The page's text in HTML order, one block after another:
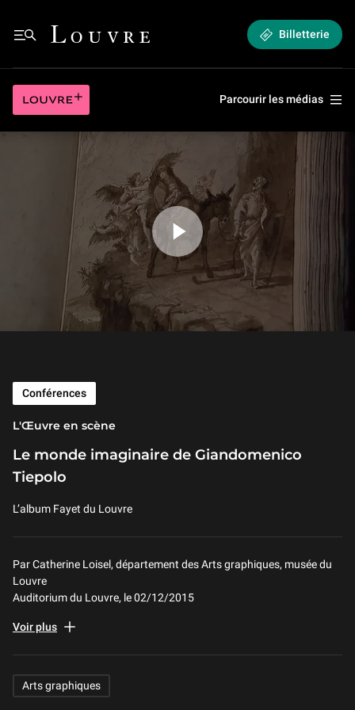
Louvre - Retour à l'accueil
Billetterie
Parcourir les médias
Jouer la vidéo Le monde imaginaire de Giandomenico Tiepolo
Le monde imaginaire de Giandomenico
Tiepolo
Conférences
L'Œuvre en scène
L’album Fayet du Louvre
Par Catherine Loisel, département des Arts graphiques, musée du
Louvre
Auditorium du Louvre, le 02/12/2015
Le Louvre possède un album de 138 dessins de Giandomenico
du Nouveau Testament et dont une grande partie a été exécutée à
la fin de sa carrière. Cet ensemble est issu de plusieurs séries
dessinées, tels leDivertimento per li Ragazzi
Voir plus
Related Keywords
Arts graphiques